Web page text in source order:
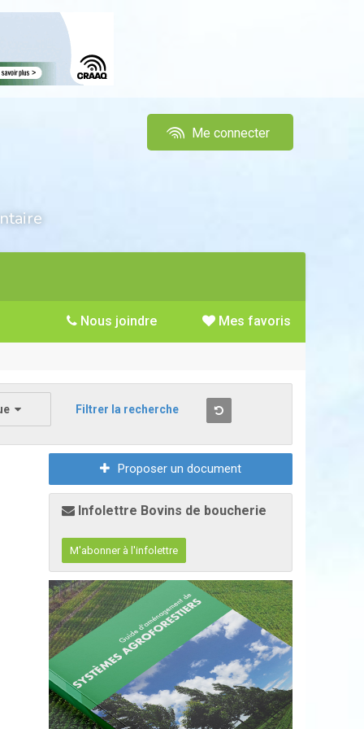
Me connecter
Mes favoris
Nous joindre
Filtrer la recherche
Proposer un document
Infolettre Bovins de boucherie
M'abonner à l'infolettre